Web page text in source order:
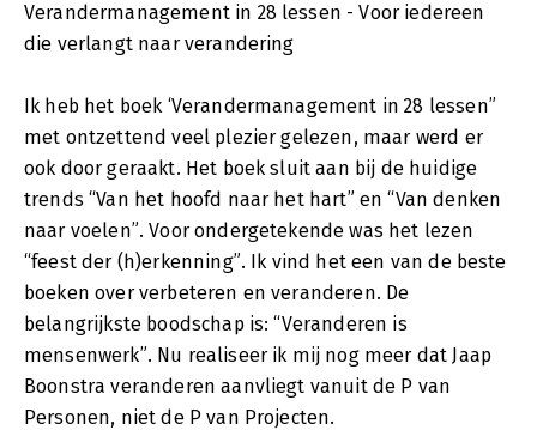
Verandermanagement in 28 lessen - Voor iedereen
die verlangt naar verandering
Ik heb het boek ‘Verandermanagement in 28 lessen”
met ontzettend veel plezier gelezen, maar werd er
ook door geraakt. Het boek sluit aan bij de huidige
trends “Van het hoofd naar het hart” en “Van denken
naar voelen”. Voor ondergetekende was het lezen
“feest der (h)erkenning”. Ik vind het een van de beste
boeken over verbeteren en veranderen. De
belangrijkste boodschap is: “Veranderen is
mensenwerk”. Nu realiseer ik mij nog meer dat Jaap
Boonstra veranderen aanvliegt vanuit de P van
Personen, niet de P van Projecten.